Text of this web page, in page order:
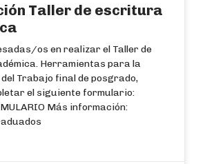
Taller de escritura
os en realizar el Taller de
Herramientas para la
Trabajo final de posgrado,
el siguiente formulario:
Más información: